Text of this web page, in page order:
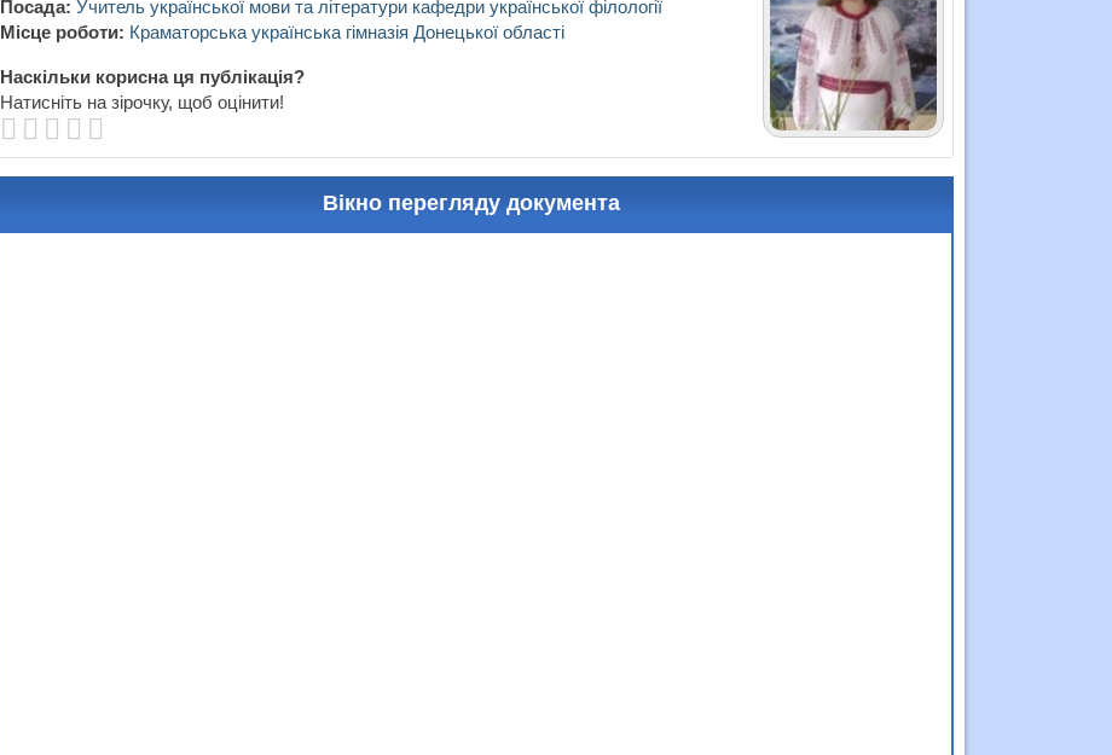
Посада: Учитель української мови та літератури кафедри української філології
Місце роботи: Краматорська українська гімназія Донецької області
Наскільки корисна ця публікація?
Натисніть на зірочку, щоб оцінити!
Вікно перегляду документа